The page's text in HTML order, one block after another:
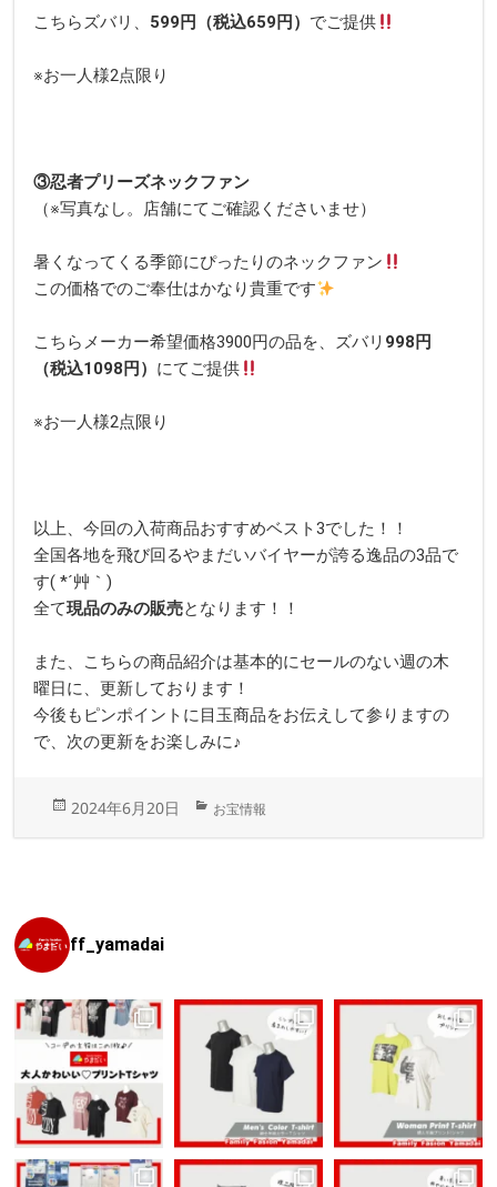
こちらズバリ、 599円（税込659円） でご提供
※お一人様2点限り
③忍者プリーズネックファン
（※写真なし。店舗にてご確認くださいませ）
暑くなってくる季節にぴったりのネックファン
この価格でのご奉仕はかなり貴重です
こちらメーカー希望価格3900円の品を、ズバリ 998円
（税込1098円） にてご提供
※お一人様2点限り
以上、今回の入荷商品おすすめベスト3でした！！
全国各地を飛び回るやまだいバイヤーが誇る逸品の3品で
す( *´艸｀)
全て現品のみの販売となります！！
また、こちらの商品紹介は基本的にセールのない週の木
曜日に、更新しております！
今後もピンポイントに目玉商品をお伝えして参りますの
で、次の更新をお楽しみに♪
投
日:
2024年6月20日
カ
ゴ
お宝情報
ff_yamadai